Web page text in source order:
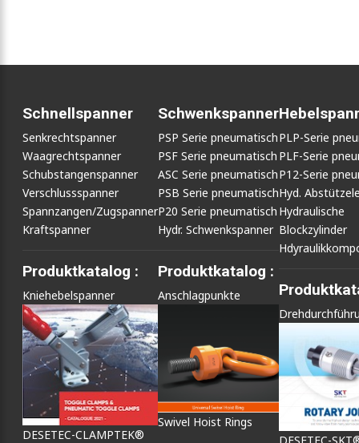
Schnellspanner
Senkrechtspanner
Waagrechtspanner
Schubstangenspanner
Verschlussspanner
Spannzangen/Zugspanner
Kraftspanner
Produktkatalog :
Kniehebelspanner
DESETEC-CLAMPTEK®
Schwenkspanner
PSP Serie pneumatisch
PSF Serie pneumatisch
ASC Serie pneumatisch
PSB Serie pneumatisch
P20 Serie pneumatisch
Hydr. Schwenkspanner
Produktkatalog :
Anschlagpunkte
Swivel Hoist Rings
PLP-Serie
PLF-Serie
P12-Serie
Hyd.
Hydraulische
Blockzylinder